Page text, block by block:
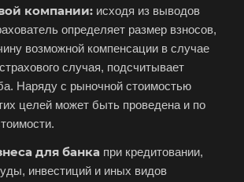
компании: исходя из выводов
определяет размер взносов,
возможной компенсации в случае
случая, подсчитывает
Наряду с рыночной стоимостью
целей может быть проведена и по
для банка при кредитовании,
инвестиций и иных видов